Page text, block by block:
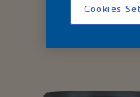
Cookies